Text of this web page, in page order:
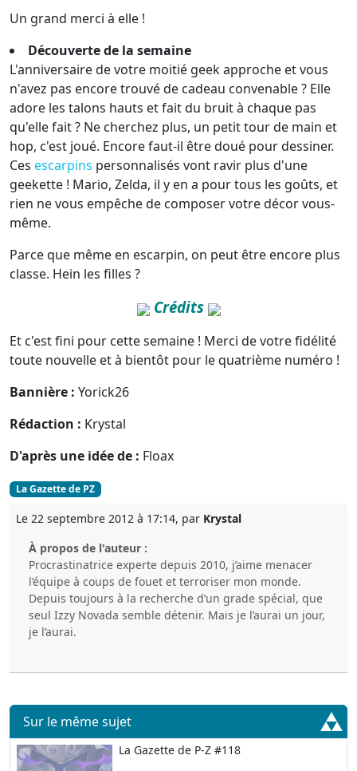
Un grand merci à elle !
Découverte de la semaine
L'anniversaire de votre moitié geek approche et vous
n'avez pas encore trouvé de cadeau convenable ? Elle
adore les talons hauts et fait du bruit à chaque pas
qu'elle fait ? Ne cherchez plus, un petit tour de main et
hop, c'est joué. Encore faut-il être doué pour dessiner.
Ces escarpins personnalisés vont ravir plus d'une
geekette ! Mario, Zelda, il y en a pour tous les goûts, et
rien ne vous empêche de composer votre décor vous-
même.
Parce que même en escarpin, on peut être encore plus
classe. Hein les filles ?
Crédits
Et c'est fini pour cette semaine ! Merci de votre fidélité
toute nouvelle et à bientôt pour le quatrième numéro !
Bannière : Yorick26
Rédaction : Krystal
D'après une idée de : Floax
La Gazette de PZ
Le 22 septembre 2012 à 17:14, par Krystal
À propos de l'auteur :
Procrastinatrice experte depuis 2010, j’aime menacer
l’équipe à coups de fouet et terroriser mon monde.
Depuis toujours à la recherche d’un grade spécial, que
seul Izzy Novada semble détenir. Mais je l’aurai un jour,
je l’aurai.
Sur le même sujet
La Gazette de P-Z #118